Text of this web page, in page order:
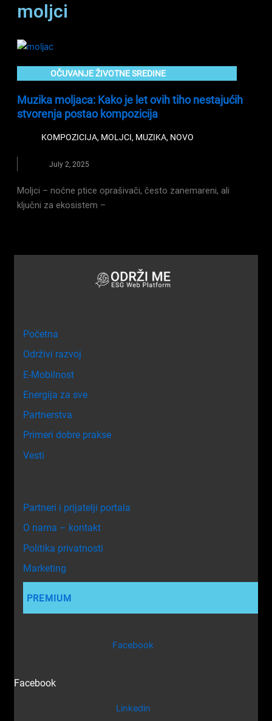
moljci
OČUVANJE ŽIVOTNE SREDINE
Muzika moljaca: Kako je let ovih tiho nestajućih
stvorenja postao kompozicija
KOMPOZICIJA, MOLJCI, MUZIKA, NOVO
July 2, 2025
Moljci – noćne ptice oprašivači, često zanemareni, ali
ključni za ekosistem –
Početna
Održivi razvoj
E-Mobilnost
Energija za sve
Partnerstva
Primeri dobre prakse
Vesti
Partneri i prijatelji portala
O nama – kontakt
Politika privatnosti
Marketing
PREMIUM
Facebook
Facebook
Linkedin